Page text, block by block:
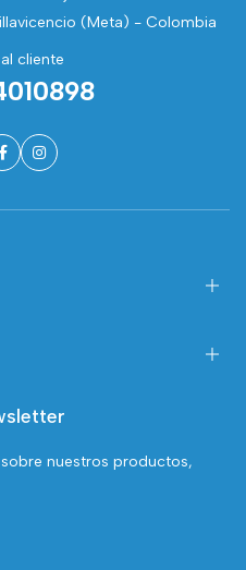
(Meta) - Colombia
cliente
nuestros productos,